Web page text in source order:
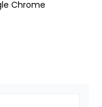
Chrome